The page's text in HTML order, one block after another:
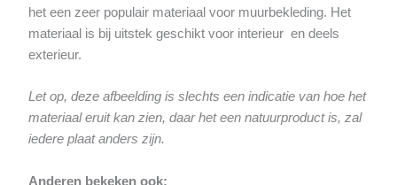
het een zeer populair materiaal voor muurbekleding. Het
materiaal is bij uitstek geschikt voor interieur en deels
exterieur.
Let op, deze afbeelding is slechts een indicatie van hoe het
materiaal eruit kan zien, daar het een natuurproduct is, zal
iedere plaat anders zijn.
Anderen bekeken ook: